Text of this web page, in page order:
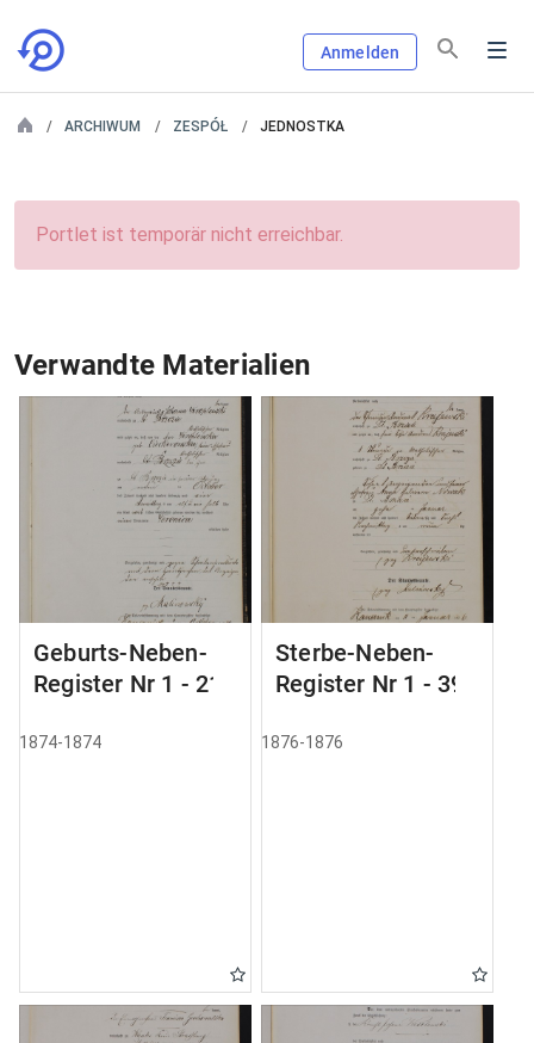
Anmelden
ARCHIWUM ZESPÓŁ JEDNOSTKA
Portlet ist temporär nicht erreichbar.
Verwandte Materialien
Geburts-Neben-
Register Nr 1 - 21
1874-1874
Sterbe-Neben-
Register Nr 1 - 39
1876-1876